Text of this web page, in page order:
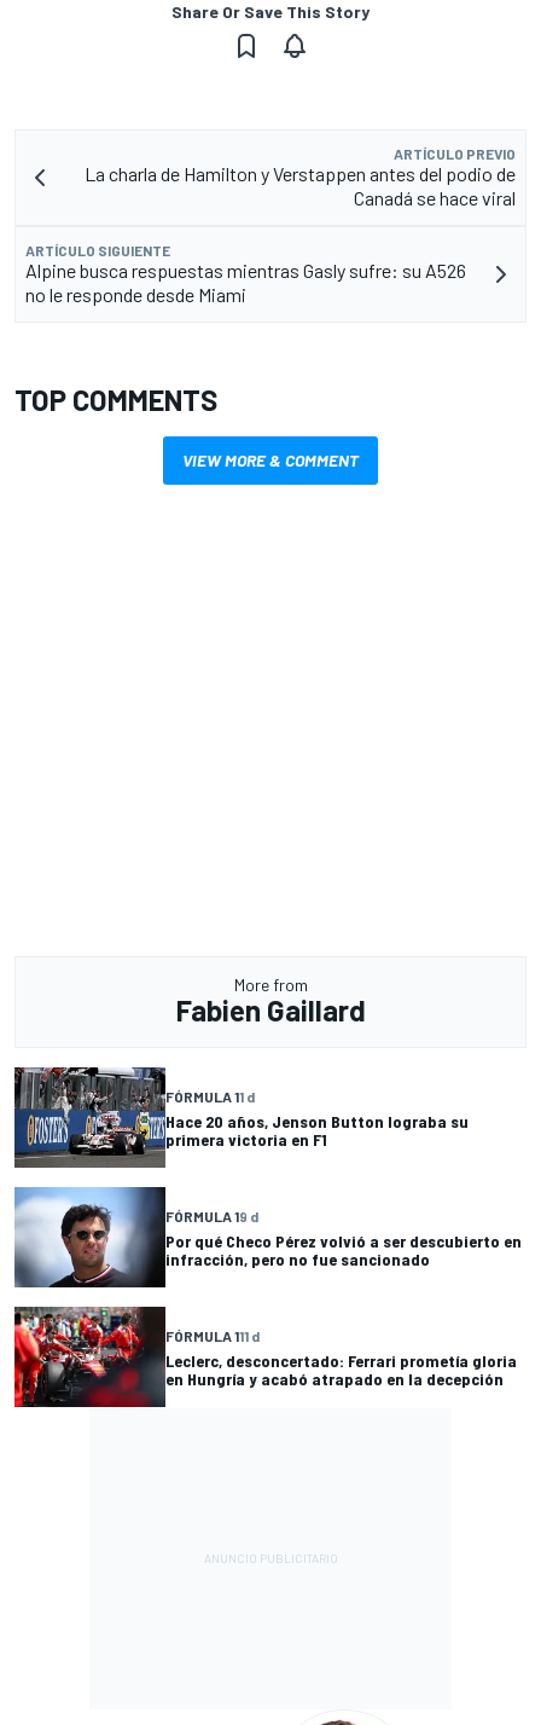
Share Or Save This Story
ARTÍCULO PREVIO
La charla de Hamilton y Verstappen antes del podio de
Canadá se hace viral
ARTÍCULO SIGUIENTE
Alpine busca respuestas mientras Gasly sufre: su A526
no le responde desde Miami
TOP COMMENTS
VIEW MORE & COMMENT
More from
Fabien Gaillard
FÓRMULA 11 d
Hace 20 años, Jenson Button lograba su
primera victoria en F1
FÓRMULA 19 d
Por qué Checo Pérez volvió a ser descubierto en
infracción, pero no fue sancionado
FÓRMULA 111 d
Leclerc, desconcertado: Ferrari prometía gloria
en Hungría y acabó atrapado en la decepción